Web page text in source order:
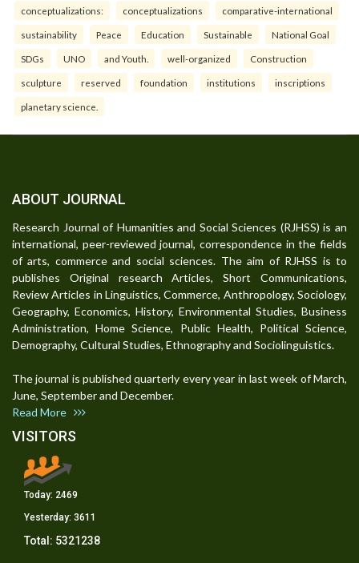
conceptualizations: conceptualizations comparative-international
sustainability Peace Education Sustainable National Goal
SDGs UNO and Youth. well-organized Construction
sculpture reserved foundation institutions inscriptions
planetary science.
ABOUT JOURNAL
Research Journal of Humanities and Social Sciences (RJHSS) is an
international, peer-reviewed journal, correspondence in the fields
of arts, commerce and social sciences. The aim of RJHSS is to
publishes Original research Articles, Short Communications,
Review Articles in Linguistics, Commerce, Anthropology, Sociology,
Geography, Economics, History, Environmental Studies, Business
Administration, Home Science, Public Health, Political Science,
Demography, Cultural Studies, Ethnography and Sociolinguistics.
The journal is published quarterly every year in last week of March,
June, September and December.
Read More
VISITORS
Today: 2469
Yesterday: 3611
Total: 5321238